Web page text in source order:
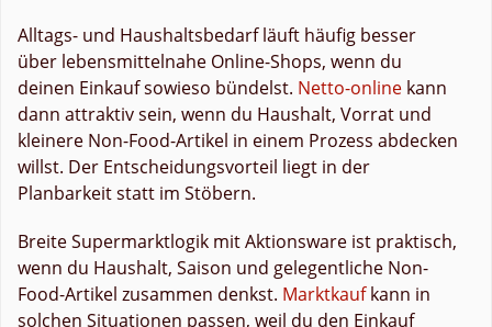
Alltags- und Haushaltsbedarf läuft häufig besser
über lebensmittelnahe Online-Shops, wenn du
deinen Einkauf sowieso bündelst. Netto-online kann
dann attraktiv sein, wenn du Haushalt, Vorrat und
kleinere Non-Food-Artikel in einem Prozess abdecken
willst. Der Entscheidungsvorteil liegt in der
Planbarkeit statt im Stöbern.
Breite Supermarktlogik mit Aktionsware ist praktisch,
wenn du Haushalt, Saison und gelegentliche Non-
Food-Artikel zusammen denkst. Marktkaufkann in
solchen Situationen passen, weil du den Einkauf